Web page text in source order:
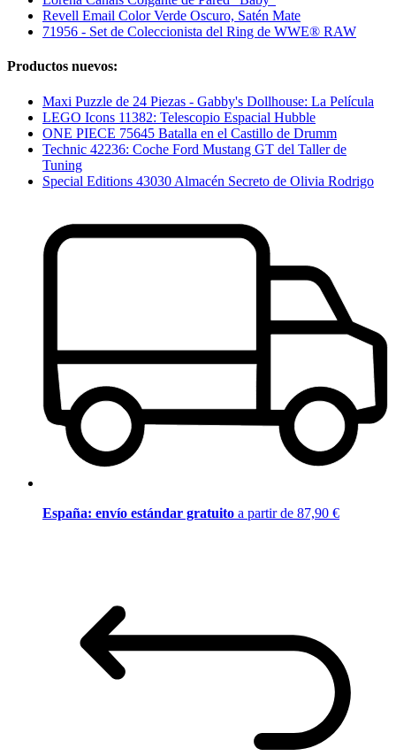
Revell Email Color Verde Oscuro, Satén Mate
71956 - Set de Coleccionista del Ring de WWE® RAW
Productos nuevos:
Maxi Puzzle de 24 Piezas - Gabby's Dollhouse: La Película
LEGO Icons 11382: Telescopio Espacial Hubble
ONE PIECE 75645 Batalla en el Castillo de Drumm
Technic 42236: Coche Ford Mustang GT del Taller de
Tuning
Special Editions 43030 Almacén Secreto de Olivia Rodrigo
España: envío estándar gratuito a partir de 87,90 €